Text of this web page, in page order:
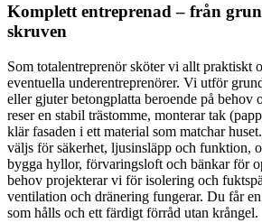
Komplett entreprenad – från
skruven
Som totalentreprenör sköter vi allt praktiskt
eventuella underentreprenörer. Vi utför
eller gjuter betongplatta beroende på behov
reser en stabil trästomme, monterar tak
klär fasaden i ett material som matchar
väljs för säkerhet, ljusinsläpp och funktion,
bygga hyllor, förvaringsloft och bänkar för
behov projekterar vi för isolering och
ventilation och dränering fungerar. Du får
som hålls och ett färdigt förråd utan krångel.